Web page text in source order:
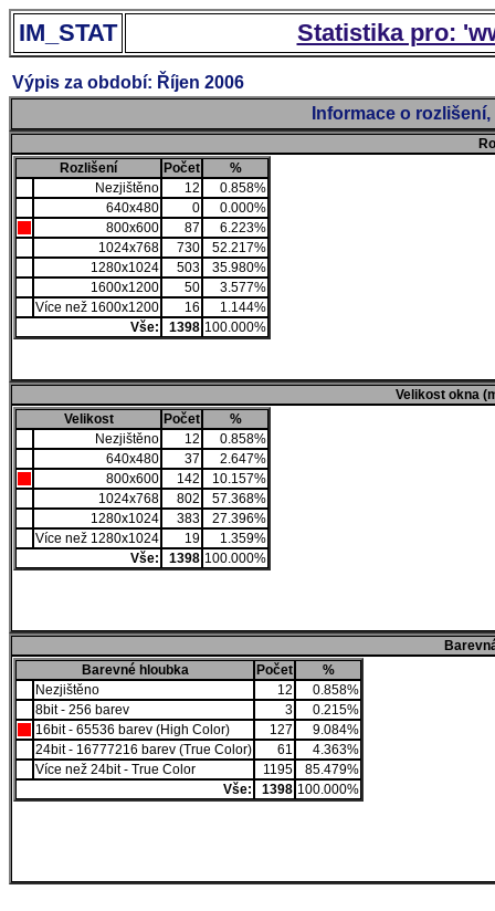
IM_STAT Statistika pro:
Výpis za období: Říjen 2006
Informace o
Rozlišení
Počet
%
Nezjištěno
12
0.858%
640x480
0
0.000%
800x600
87
6.223%
1024x768
730
52.217%
1280x1024
503
35.980%
1600x1200
50
3.577%
Více než 1600x1200
16
1.144%
Vše:
1398 100.000%
Velikost okna
Velikost
Počet
%
Nezjištěno
12
0.858%
640x480
37
2.647%
800x600
142
10.157%
1024x768
802
57.368%
1280x1024
383
27.396%
Více než 1280x1024
19
1.359%
Vše:
1398 100.000%
Barevné hloubka
Počet
%
Nezjištěno
12
0.858%
8bit - 256 barev
3
0.215%
16bit - 65536 barev (High Color)
127
9.084%
24bit - 16777216 barev (True Color)
61
4.363%
Více než 24bit - True Color
1195
85.479%
Vše:
1398 100.000%